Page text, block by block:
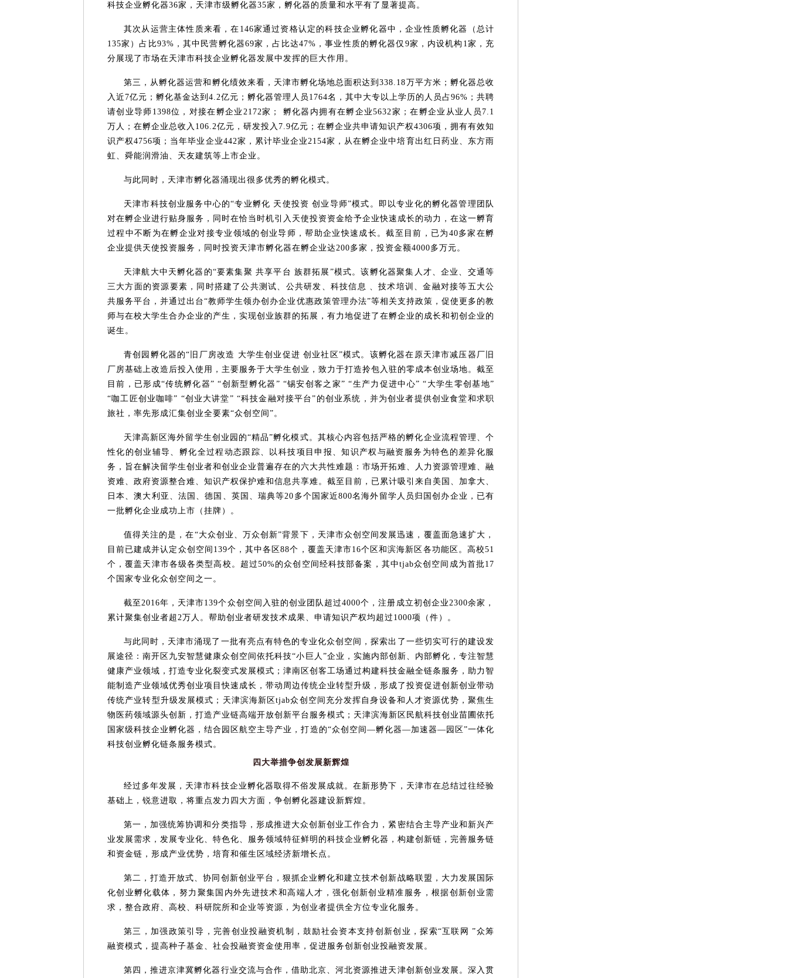
科技企业孵化器36家，天津市级孵化器35家，孵化器的质量和水平有了显著提高。
其次从运营主体性质来看，在146家通过资格认定的科技企业孵化器中，企业性质孵化器（总计
135家）占比93%，其中民营孵化器69家，占比达47%，事业性质的孵化器仅9家，内设机构1家，充
分展现了市场在天津市科技企业孵化器发展中发挥的巨大作用。
第三，从孵化器运营和孵化绩效来看，天津市孵化场地总面积达到338.18万平方米；孵化器总收
入近7亿元；孵化基金达到4.2亿元；孵化器管理人员1764名，其中大专以上学历的人员占96%；共聘
请创业导师1398位，对接在孵企业2172家； 孵化器内拥有在孵企业5632家；在孵企业从业人员7.1
万人；在孵企业总收入106.2亿元，研发投入7.9亿元；在孵企业共申请知识产权4306项，拥有有效知
识产权4756项；当年毕业企业442家，累计毕业企业2154家，从在孵企业中培育出红日药业、东方雨
虹、舜能润滑油、天友建筑等上市企业。
与此同时，天津市孵化器涌现出很多优秀的孵化模式。
天津市科技创业服务中心的“专业孵化 天使投资 创业导师”模式。即以专业化的孵化器管理团队
对在孵企业进行贴身服务，同时在恰当时机引入天使投资资金给予企业快速成长的动力，在这一孵育
过程中不断为在孵企业对接专业领域的创业导师，帮助企业快速成长。截至目前，已为40多家在孵
企业提供天使投资服务，同时投资天津市孵化器在孵企业达200多家，投资金额4000多万元。
天津航大中天孵化器的“要素集聚 共享平台 族群拓展”模式。该孵化器聚集人才、企业、交通等
三大方面的资源要素，同时搭建了公共测试、公共研发、科技信息 、技术培训、金融对接等五大公
共服务平台，并通过出台“教师学生领办创办企业优惠政策管理办法”等相关支持政策，促使更多的教
师与在校大学生合办企业的产生，实现创业族群的拓展，有力地促进了在孵企业的成长和初创企业的
诞生。
青创园孵化器的“旧厂房改造 大学生创业促进 创业社区”模式。该孵化器在原天津市减压器厂旧
厂房基础上改造后投入使用，主要服务于大学生创业，致力于打造拎包入驻的零成本创业场地。截至
目前，已形成“传统孵化器” “创新型孵化器” “锡安创客之家” “生产力促进中心” “大学生零创基地”
“咖工匠创业咖啡” “创业大讲堂” “科技金融对接平台”的创业系统，并为创业者提供创业食堂和求职
旅社，率先形成汇集创业全要素“众创空间”。
天津高新区海外留学生创业园的“精品”孵化模式。其核心内容包括严格的孵化企业流程管理、个
性化的创业辅导、孵化全过程动态跟踪、以科技项目申报、知识产权与融资服务为特色的差异化服
务，旨在解决留学生创业者和创业企业普遍存在的六大共性难题：市场开拓难、人力资源管理难、融
资难、政府资源整合难、知识产权保护难和信息共享难。截至目前，已累计吸引来自美国、加拿大、
日本、澳大利亚、法国、德国、英国、瑞典等20多个国家近800名海外留学人员归国创办企业，已有
一批孵化企业成功上市（挂牌）。
值得关注的是，在“大众创业、万众创新”背景下，天津市众创空间发展迅速，覆盖面急速扩大，
目前已建成并认定众创空间139个，其中各区88个，覆盖天津市16个区和滨海新区各功能区。高校51
个，覆盖天津市各级各类型高校。超过50%的众创空间经科技部备案，其中tjab众创空间成为首批17
个国家专业化众创空间之一。
截至2016年，天津市139个众创空间入驻的创业团队超过4000个，注册成立初创企业2300余家，
累计聚集创业者超2万人。帮助创业者研发技术成果、申请知识产权均超过1000项（件）。
与此同时，天津市涌现了一批有亮点有特色的专业化众创空间，探索出了一些切实可行的建设发
展途径：南开区九安智慧健康众创空间依托科技“小巨人”企业，实施内部创新、内部孵化，专注智慧
健康产业领域，打造专业化裂变式发展模式；津南区创客工场通过构建科技金融全链条服务，助力智
能制造产业领域优秀创业项目快速成长，带动周边传统企业转型升级，形成了投资促进创新创业带动
传统产业转型升级发展模式；天津滨海新区tjab众创空间充分发挥自身设备和人才资源优势，聚焦生
物医药领域源头创新，打造产业链高端开放创新平台服务模式；天津滨海新区民航科技创业苗圃依托
国家级科技企业孵化器，结合园区航空主导产业，打造的“众创空间—孵化器—加速器—园区”一体化
科技创业孵化链条服务模式。
四大举措争创发展新辉煌
经过多年发展，天津市科技企业孵化器取得不俗发展成就。在新形势下，天津市在总结过往经验
基础上，锐意进取，将重点发力四大方面，争创孵化器建设新辉煌。
第一，加强统筹协调和分类指导，形成推进大众创新创业工作合力，紧密结合主导产业和新兴产
业发展需求，发展专业化、特色化、服务领域特征鲜明的科技企业孵化器，构建创新链，完善服务链
和资金链，形成产业优势，培育和催生区域经济新增长点。
第二，打造开放式、协同创新创业平台，狠抓企业孵化和建立技术创新战略联盟，大力发展国际
化创业孵化载体，努力聚集国内外先进技术和高端人才，强化创新创业精准服务，根据创新创业需
求，整合政府、高校、科研院所和企业等资源，为创业者提供全方位专业化服务。
第三，加强政策引导，完善创业投融资机制，鼓励社会资本支持创新创业，探索“互联网 ”众筹
融资模式，提高种子基金、社会投融资资金使用率，促进服务创新创业投融资发展。
第四，推进京津冀孵化器行业交流与合作，借助北京、河北资源推进天津创新创业发展。深入贯